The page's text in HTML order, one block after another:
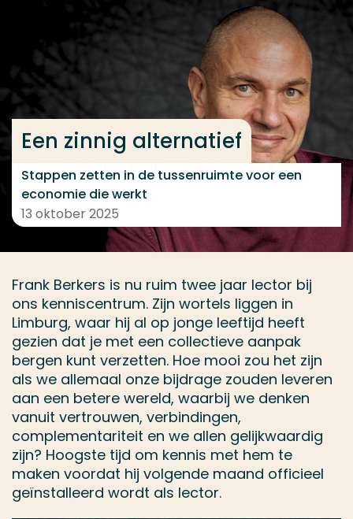
Ga direct naar de content
... > Kennis maken met Frank
Een zinnig alternatief
Stappen zetten in de tussenruimte voor een
economie die werkt
13 oktober 2025
Frank Berkers is nu ruim twee jaar lector bij
ons kenniscentrum. Zijn wortels liggen in
Limburg, waar hij al op jonge leeftijd heeft
gezien dat je met een collectieve aanpak
bergen kunt verzetten. Hoe mooi zou het zijn
als we allemaal onze bijdrage zouden leveren
aan een betere wereld, waarbij we denken
vanuit vertrouwen, verbindingen,
complementariteit en we allen gelijkwaardig
zijn? Hoogste tijd om kennis met hem te
maken voordat hij volgende maand officieel
geïnstalleerd wordt als lector.
Veel gezocht
Opleiding
Contact